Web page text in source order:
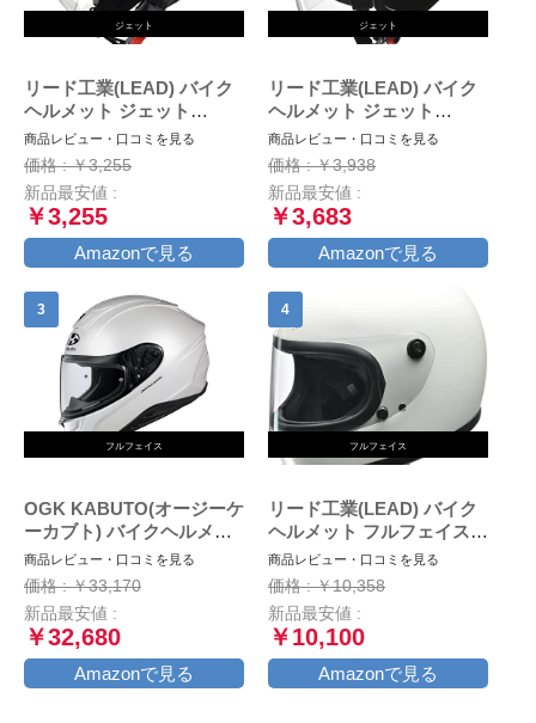
ジェット
リード工業(LEAD) バイク
ヘルメット ジェット
CROSS バブルシールド付
き マットグリーン CR-760
- FREE (頭囲 57cm~60cm
未満)
商品レビュー・口コミを見る
価格 : ￥3,255
新品最安値 :
￥3,255
Amazonで見る
ジェット
リード工業(LEAD) バイク
ヘルメット ジェット
CROSS ブラック CR-720 -
商品レビュー・口コミを見る
価格 : ￥3,938
新品最安値 :
￥3,683
Amazonで見る
フルフェイス
OGK KABUTO(オージーケ
ーカブト) バイクヘルメッ
ト フルフェイス
AEROBLADE6 パールホワ
イト (サイズ:L)
商品レビュー・口コミを見る
価格 : ￥33,170
新品最安値 :
￥32,680
Amazonで見る
フルフェイス
リード工業(LEAD) バイク
ヘルメット フルフェイス
RX-200R ホワイト フリー
サイズ (57-60cm未満) -
商品レビュー・口コミを見る
価格 : ￥10,358
新品最安値 :
￥10,100
Amazonで見る